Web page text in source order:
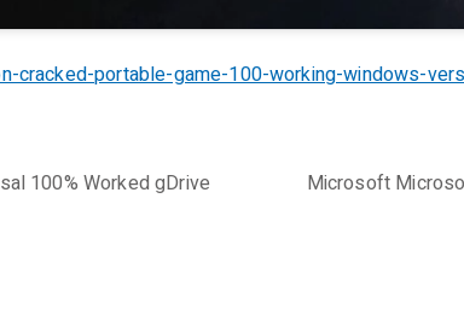
cracked-portable-game-100-working-windows-
100% Worked gDrive
Microsoft